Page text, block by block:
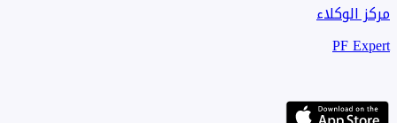
مركز الوكلاء
PF Expert